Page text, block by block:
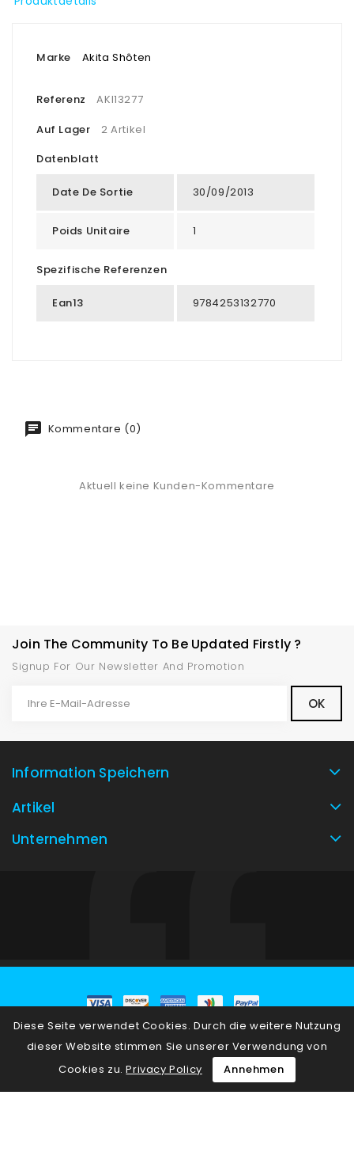
Marke Akita Shôten
Referenz
AKI13277
Auf Lager
2 Artikel
Datenblatt
Date De Sortie 30/09/2013
Poids Unitaire 1
Spezifische Referenzen
Ean13 9784253132770
Kommentare (0)
Aktuell keine Kunden-Kommentare
Join The Community To Be Updated Firstly ?
Signup For Our Newsletter And Promotion
Information Speichern
Artikel
Unternehmen
Diese Seite verwendet Cookies. Durch die weitere Nutzung
dieser Website stimmen Sie unserer Verwendung von
Cookies zu. Privacy Policy Annehmen
© 2026 - E-Commerce-Software von PrestaShop™